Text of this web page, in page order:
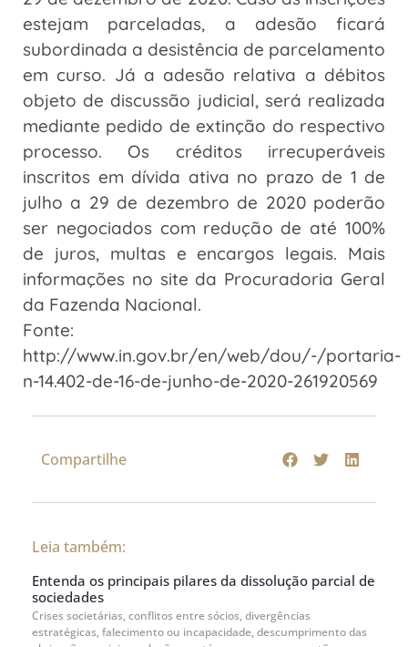
estejam parceladas, a adesão ficará
subordinada a desistência de parcelamento
em curso. Já a adesão relativa a débitos
objeto de discussão judicial, será realizada
mediante pedido de extinção do respectivo
processo. Os créditos irrecuperáveis
inscritos em dívida ativa no prazo de 1 de
julho a 29 de dezembro de 2020 poderão
ser negociados com redução de até 100%
de juros, multas e encargos legais. Mais
informações no site da Procuradoria Geral
da Fazenda Nacional.
Fonte:
http://www.in.gov.br/en/web/dou/-/portaria-
n-14.402-de-16-de-junho-de-2020-261920569
Compartilhe
Leia também:
Entenda os principais pilares da dissolução parcial de
sociedades
Crises societárias, conflitos entre sócios, divergências
estratégicas, falecimento ou incapacidade, descumprimento das